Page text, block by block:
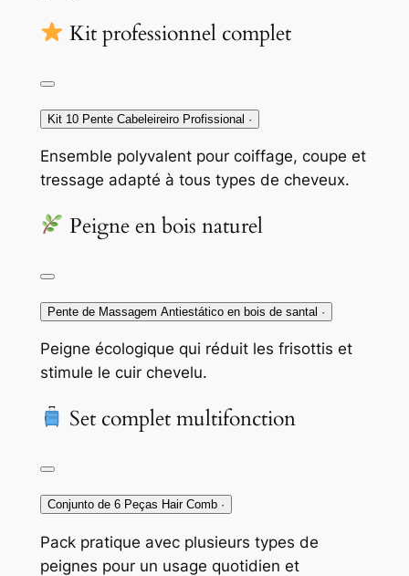
Kit professionnel complet
Kit 10 Pente Cabeleireiro Profissional ·
Ensemble polyvalent pour coiffage, coupe et
tressage adapté à tous types de cheveux.
Peigne en bois naturel
Pente de Massagem Antiestático en bois de santal ·
Peigne écologique qui réduit les frisottis et
stimule le cuir chevelu.
Set complet multifonction
Conjunto de 6 Peças Hair Comb·
Pack pratique avec plusieurs types de
peignes pour un usage quotidien et